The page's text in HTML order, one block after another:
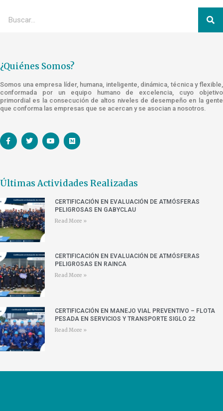
¿Quiénes Somos?
Somos una empresa líder, humana, inteligente, dinámica, técnica y flexible,
conformada por un equipo humano de excelencia, cuyo objetivo
primordial es la consecución de altos niveles de desempeño en la gente
que conforma las empresas que se acercan y se asocian a nosotros.
Últimas Actividades Realizadas
CERTIFICACIÓN EN EVALUACIÓN DE ATMÓSFERAS
PELIGROSAS EN GABYCLAU
Read More »
CERTIFICACIÓN EN EVALUACIÓN DE ATMÓSFERAS
PELIGROSAS EN RAINCA
Read More »
CERTIFICACIÓN EN MANEJO VIAL PREVENTIVO – FLOTA
PESADA EN SERVICIOS Y TRANSPORTE SIGLO 22
Read More »